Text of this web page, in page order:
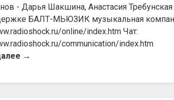
- Дарья Шакшина, Анастасия
БАЛТ-МЬЮЗИК музыкальная
online/index.htm Чат:
communication/index.htm
→